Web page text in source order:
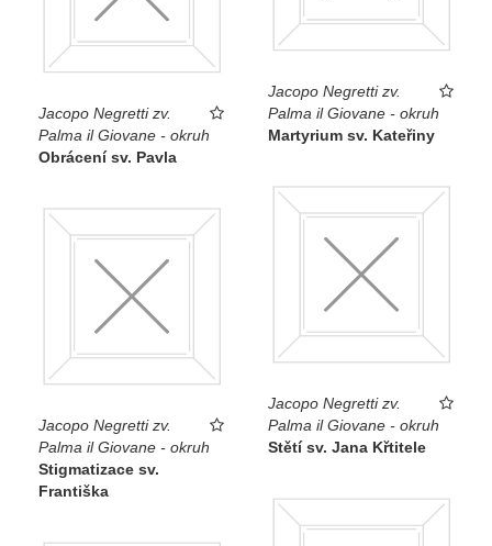
Jacopo Negretti zv.
Palma il Giovane - okruh
Martyrium sv. Kateřiny
Jacopo Negretti zv.
Palma il Giovane - okruh
Obrácení sv. Pavla
Jacopo Negretti zv.
Palma il Giovane - okruh
Stětí sv. Jana Křtitele
Jacopo Negretti zv.
Palma il Giovane - okruh
Stigmatizace sv.
Františka